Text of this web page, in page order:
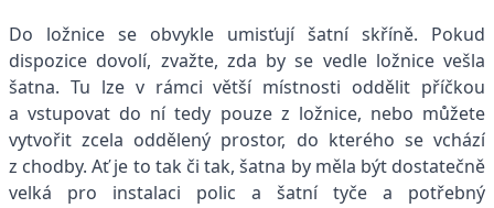
Do ložnice se obvykle umisťují šatní skříně. Pokud
dispozice dovolí, zvažte, zda by se vedle ložnice vešla
šatna. Tu lze v rámci větší místnosti oddělit příčkou
a vstupovat do ní tedy pouze z ložnice, nebo můžete
vytvořit zcela oddělený prostor, do kterého se vchází
z chodby. Ať je to tak či tak, šatna by měla být dostatečně
velká pro instalaci polic a šatní tyče a potřebný